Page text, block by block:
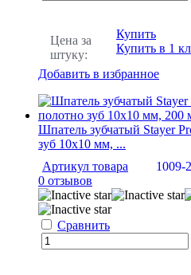
Цена за
штуку:
Купить
Купить в 1
Добавить в избранное
Шпатель зубчатый Stayer
зуб 10х10 мм, ...
Артикул товара
1009-
0 отзывов
Сравнить